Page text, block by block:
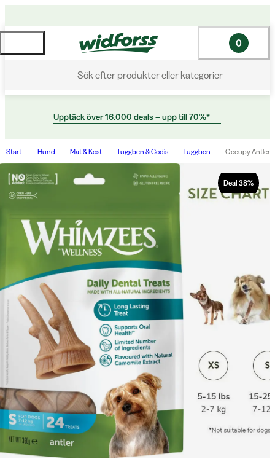
Sök efter produkter eller kategorier
0
Upptäck över 16.000 deals – upp till 70%*
Start Hund Mat & Kost Tuggben & Godis Tuggben Occupy Antler
Deal 38%